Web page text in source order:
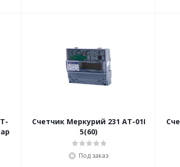
Счетчик Меркурий 231 AT-01I
5(60)
Под заказ